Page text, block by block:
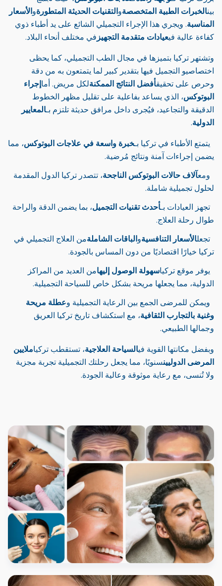
بينالخبرات الطبية المتخصصةوالتقنيات الحديثة المتطورةوالأسعار
المناسبة. ويجري هذا الإجراء التجميلي الشائع على يد أطباء ذوي
كفاءة عالية فيعيادات متقدمة التجهيز في مختلف أنحاء البلاد.
وتشتهر تركيا بتميزها في مجال الطب التجميلي، كما يحظى
اختصاصيو التجميل فيها بتقدير كبير لما يتمتعون به من دقة
وحرص على تحقيقأفضل النتائج الممكنةلكل مريض. أماإجراء
البوتوكس، الذي يساعد بفاعلية على تقليل مظهر الخطوط
الدقيقة والتجاعيد، فيُجرى داخل مرافق حديثة تلتزم بـالمعايير
الدولية.
يتمتع الأطباء في تركيا بـخبرة واسعة في علاجات البوتوكس، مما
يضمن إجراءات آمنة ونتائج مُرضية.
ومعآلاف حالات البوتوكس الناجحة، تتصدر تركيا الدول المقدمة
لحلول تجميلية شاملة.
تجهز العيادات بـأحدث تقنيات التجميل، بما يضمن الدقة والراحة
طوال رحلة العلاج.
تجعلالأسعار التنافسيةوالباقات الشاملةمن العلاج التجميلي في
تركيا خيارًا اقتصاديًا من دون المساس بالجودة.
يوفر موقع تركياسهولة الوصول إليهامن العديد من المراكز
الدولية، مما يجعلها مريحة بشكل خاص للسياحة التجميلية.
ويمكن للمرضى الجمع بين الرعاية التجميلية وعطلة مريحة
وغنية بالتجارب الثقافية، مع استكشاف تاريخ تركيا العريق
وجمالها الطبيعي.
وبفضل مكانتها القوية فيالسياحة العلاجية، تستقطب تركياملايين
المرضى الدوليينسنويًا، مما يجعل رحلتك التجميلية تجربة مجزية
ولا تُنسى، مع رعاية موثوقة وعالية الجودة.